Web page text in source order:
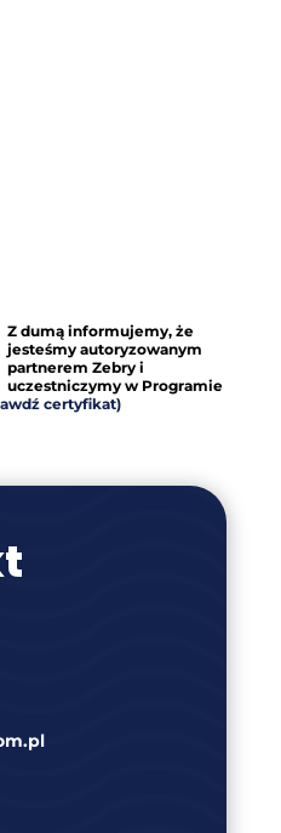
Z dumą informujemy, że
jesteśmy autoryzowanym
partnerem Zebry i
uczestniczymy w Programie
certyfikat)